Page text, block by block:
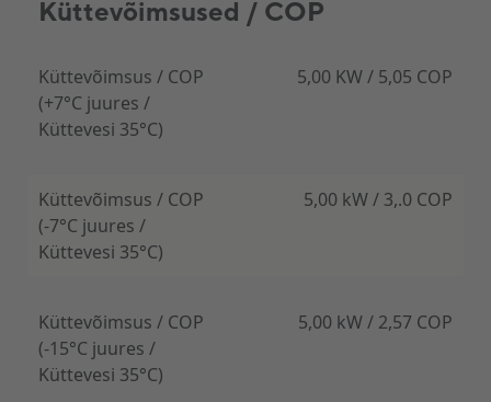
müratase on väga madal, mistõttu sobib süsteem
hästi nii tiheasustusega piirkonda kui ka
eramajadesse, kus hinnatakse rahulikku
Eriti oluline on siseosa vaikne töö - just see paikneb
eluruumides ning mõjutab igapäevast mugavust
kõige rohkem. Aquarea siseosa töötab praktikas
väga vaikselt tulenevalt soojuspumbale
Välisosa on konstrueeritud nii, et ventilaatori ja
kompressori töö oleks võimalikult vaikne ka
külmemates tingimustes.
Küttevõimsused / COP
Küttevõimsus / COP
(+7°C juures /
Küttevesi 35°C)
5,00 KW / 5,05 COP
Küttevõimsus / COP
(-7°C juures /
Küttevesi 35°C)
5,00 kW / 3,.0 COP
Küttevõimsus / COP
(-15°C juures /
Küttevesi 35°C)
5,00 kW / 2,57 COP